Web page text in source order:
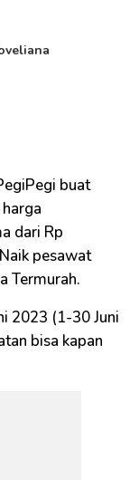
buat
dari Rp
pesawat
Termurah.
2023 (1-30 Juni
bisa kapan